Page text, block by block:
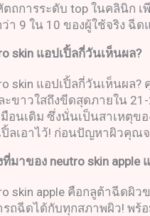
ตถการระดับ top ในคลินิก
ว่า 9 ใน 10 ของผู้ใช้จริง ฉี
skin แอปเปิ้ลกี่วันเห็นผล?
skin แอปเปิ้ลกี่วันเห็นผล
ะขาวใสถึงขีดสุดภายใน
มือนเดิม ซึ่งนั่นเป็นสาเหตุ
ปิ้ลเอาไว้! ก่อนปัญหาผิวคุณ
ที่มาของ neutro skin apple
skin apple คือกลูต้าฉีดผิ
รถฉีดได้กับทุกสภาพผิว! พร้